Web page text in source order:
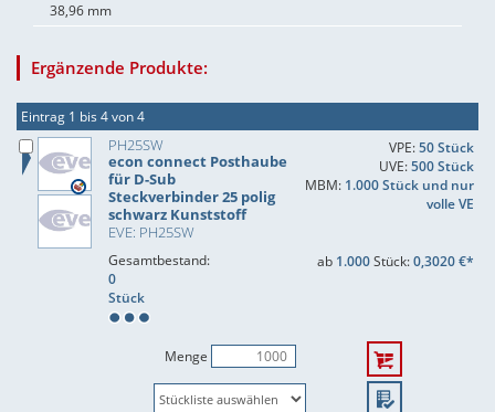
38,96 mm
Ergänzende Produkte:
Eintrag 1 bis 4 von 4
PH25SW
econ connect Posthaube
für D-Sub
Steckverbinder 25 polig
schwarz Kunststoff
EVE: PH25SW
VPE:50 Stück
UVE:500 Stück
MBM: 1.000 Stück und nur
volle VE
Gesamtbestand:
0
Stück
ab 1.000Stück:0,3020 €*
Menge